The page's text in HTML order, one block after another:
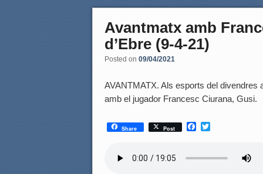
Avantmatx amb
d’Ebre (9-4-21)
Posted on 09/04/2021
AVANTMATX. Als esports del divendres
amb el jugador Francesc Ciurana, Gusi.
Share Post
F